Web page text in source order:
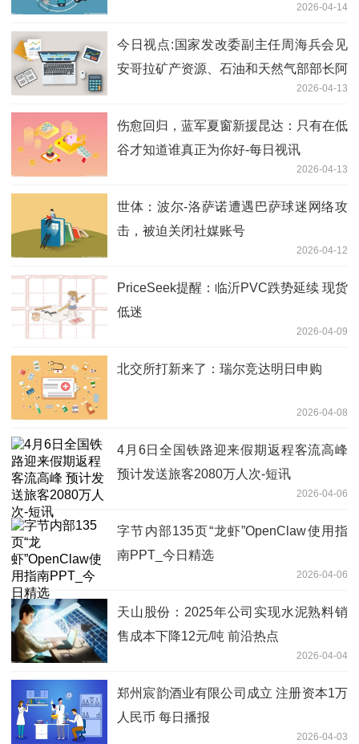
2026-04-14
今日视点:国家发改委副主任周海兵会见
安哥拉矿产资源、石油和天然气部部长阿
2026-04-13
伤愈回归，蓝军夏窗新援昆达：只有在低
谷才知道谁真正为你好-每日视讯
2026-04-13
世体：波尔-洛萨诺遭遇巴萨球迷网络攻
击，被迫关闭社媒账号
2026-04-12
PriceSeek提醒：临沂PVC跌势延续 现货
低迷
2026-04-09
北交所打新来了：瑞尔竞达明日申购
2026-04-08
4月6日全国铁路迎来假期返程客流高峰
预计发送旅客2080万人次-短讯
2026-04-06
字节内部135页“龙虾”OpenClaw使用指
南PPT_今日精选
2026-04-06
天山股份：2025年公司实现水泥熟料销
售成本下降12元/吨 前沿热点
2026-04-04
郑州宸韵酒业有限公司成立 注册资本1万
人民币 每日播报
2026-04-03